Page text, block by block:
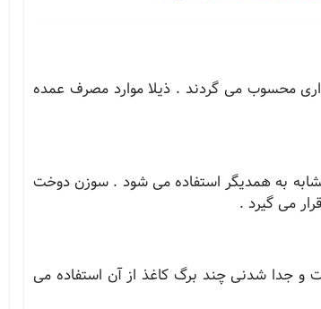
محسوب می گردند . ذیلا موارد مصرف عمده
به همدیگر استفاده می شود . سوزن دوخت
می گیرد .
و جدا شدنی چند برگ كاغذ از آن استفاده می